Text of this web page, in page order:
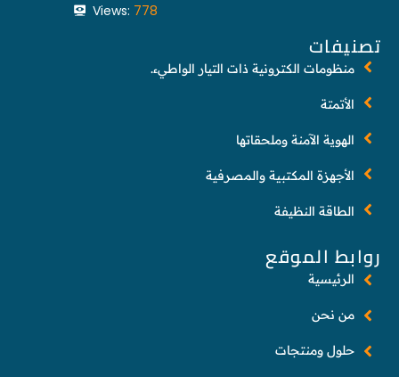
روابط الموقع
الرئيسية
من نحن
حلول ومنتجات
Views: 778
تصنيفات
منظومات الكترونية ذات التيار الواطيء.
الأتمتة
الهوية الآمنة وملحقاتها
الأجهزة المكتبية والمصرفية
الطاقة النظيفة